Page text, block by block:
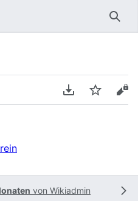
PDF
von Wikiadmin